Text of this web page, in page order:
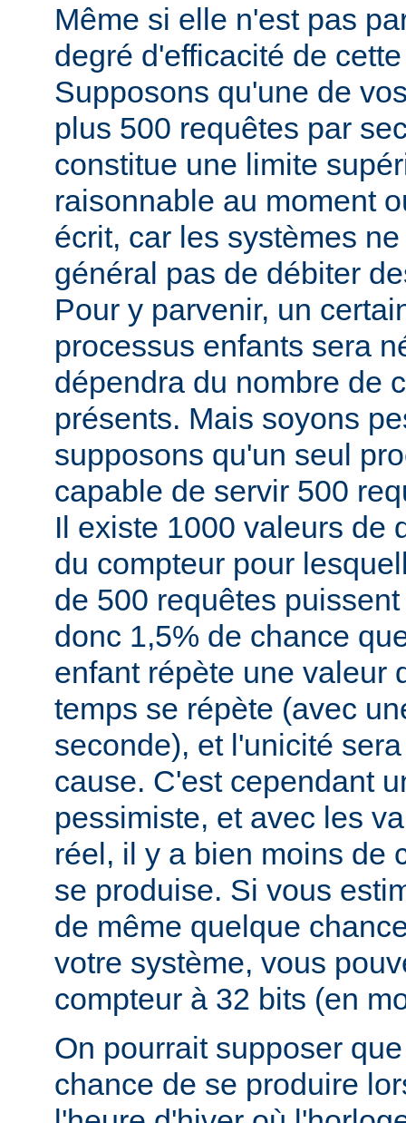
Même si elle n'est pas
degré d'efficacité de
Supposons qu'une de
plus 500 requêtes par
constitue une limite
raisonnable au moment
écrit, car les systèmes
général pas de débiter
Pour y parvenir, un
processus enfants sera
dépendra du nombre de
présents. Mais soyons
supposons qu'un seul
capable de servir 500
Il existe 1000 valeurs de
du compteur pour
de 500 requêtes
donc 1,5% de chance
enfant répète une valeur
temps se répète (avec
seconde), et l'unicité
cause. C'est cependant
pessimiste, et avec les
réel, il y a bien moins de
se produise. Si vous
de même quelque
votre système, vous
compteur à 32 bits (en
On pourrait supposer
chance de se produire